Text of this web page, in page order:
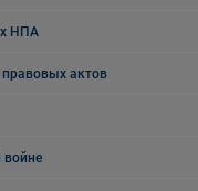
НПА
актов
войне